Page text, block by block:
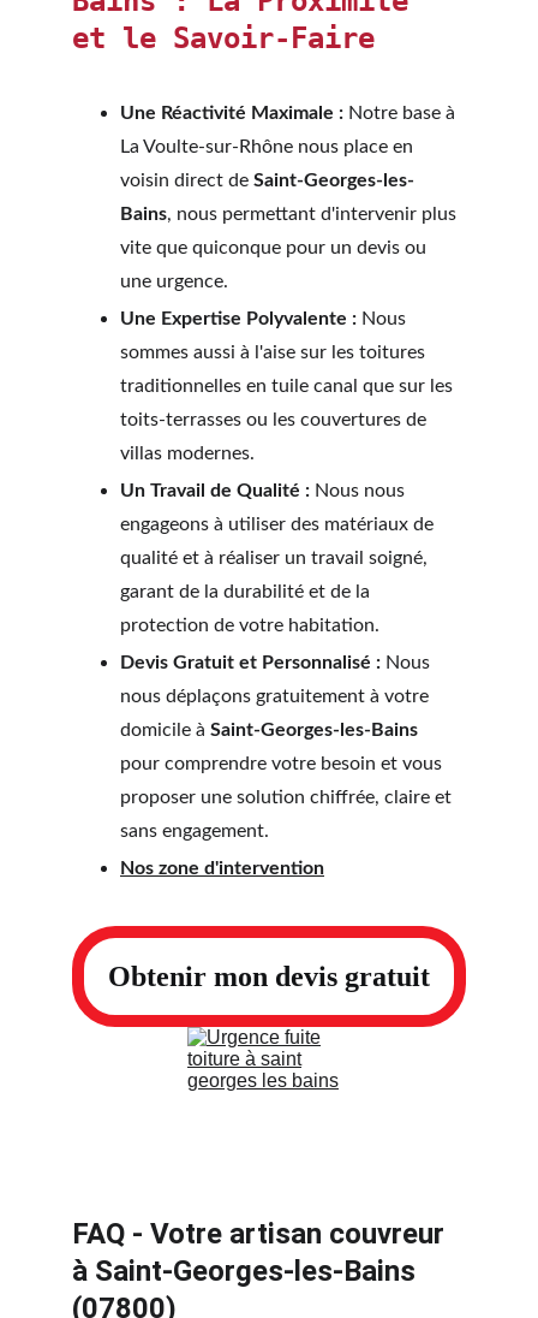
et le Savoir-Faire
Une Réactivité Maximale : Notre base à
La Voulte-sur-Rhône nous place en
voisin direct de Saint-Georges-les-
Bains, nous permettant d'intervenir plus
vite que quiconque pour un devis ou
une urgence.
Une Expertise Polyvalente : Nous
sommes aussi à l'aise sur les toitures
traditionnelles en tuile canal que sur les
toits-terrasses ou les couvertures de
villas modernes.
Un Travail de Qualité : Nous nous
engageons à utiliser des matériaux de
qualité et à réaliser un travail soigné,
garant de la durabilité et de la
protection de votre habitation.
Devis Gratuit et Personnalisé : Nous
nous déplaçons gratuitement à votre
domicile à Saint-Georges-les-Bains
pour comprendre votre besoin et vous
proposer une solution chiffrée, claire et
sans engagement.
Nos zone d'intervention
Obtenir mon devis gratuit
FAQ - Votre artisan couvreur
à Saint-Georges-les-Bains
(07800)